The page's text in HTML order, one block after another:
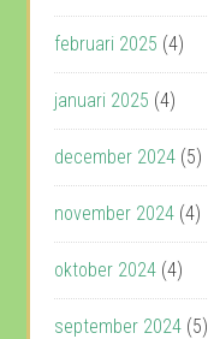
februari 2025 (4)
januari 2025 (4)
december 2024 (5)
november 2024 (4)
oktober 2024 (4)
september 2024 (5)